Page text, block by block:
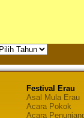
Festival Erau
Asal Mula Erau
Acara Pokok
Acara